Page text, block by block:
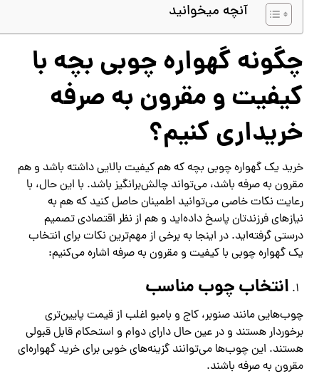
آنچه میخوانید
چگونه گهواره چوبی بچه با
کیفیت و مقرون به صرفه
خریداری کنیم؟
خرید یک گهواره چوبی بچه که هم کیفیت بالایی داشته باشد و هم
مقرون به صرفه باشد، می‌تواند چالش‌برانگیز باشد. با این حال، با
رعایت نکات خاصی می‌توانید اطمینان حاصل کنید که هم به
نیازهای فرزندتان پاسخ داده‌اید و هم از نظر اقتصادی تصمیم
درستی گرفته‌اید. در اینجا به برخی از مهم‌ترین نکات برای انتخاب
یک گهواره چوبی با کیفیت و مقرون به صرفه اشاره می‌کنیم:
انتخاب چوب مناسب
چوب‌هایی مانند صنوبر، کاج و بامبو اغلب از قیمت پایین‌تری
برخوردار هستند و در عین حال دارای دوام و استحکام قابل قبولی
هستند. این چوب‌ها می‌توانند گزینه‌های خوبی برای خرید گهواره‌ای
مقرون به صرفه باشند.